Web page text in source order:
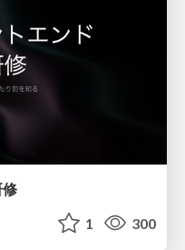
1 300